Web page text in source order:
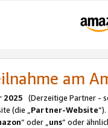
am
2025 (Derzeitige Partner -
(die „Partner-Website
“ oder „uns“ oder